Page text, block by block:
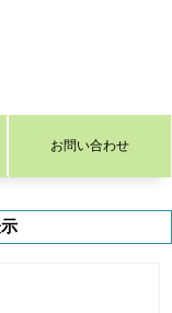
お問い合わせ